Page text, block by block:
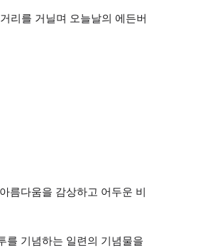
리를 거닐며 오늘날의 에든버
름다움을 감상하고 어두운 비
를 기념하는 일련의 기념물을